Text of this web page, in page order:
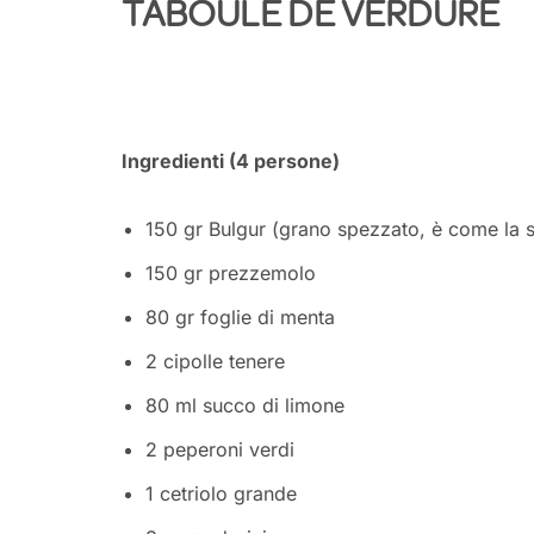
TABOULÉ DE VERDURE
Ingredienti (4 persone)
150 gr Bulgur (grano spezzato, è come la
150 gr prezzemolo
80 gr foglie di menta
2 cipolle tenere
80 ml succo di limone
2 peperoni verdi
1 cetriolo grande